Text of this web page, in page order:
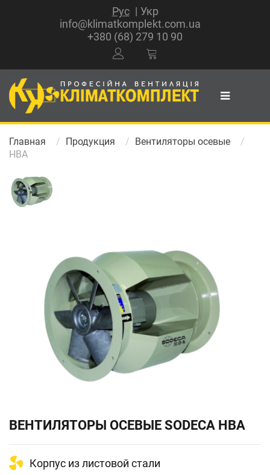
Рус
Укр
info@klimatkomplekt.com.ua
+380 (68) 279 10 90
Главная Продукция
Вентиляторы осевые
НВА
ВЕНТИЛЯТОРЫ ОСЕВЫЕ SODECA НВА
Корпус из листовой стали